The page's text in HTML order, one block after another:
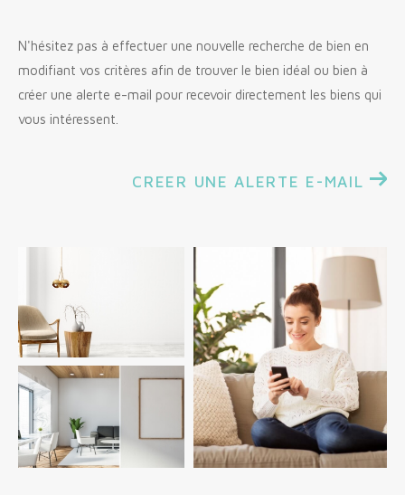
N'hésitez pas à effectuer une nouvelle recherche de bien en
modifiant vos critères afin de trouver le bien idéal ou bien à
créer une alerte e-mail pour recevoir directement les biens qui
vous intéressent.
CREER UNE ALERTE E-MAIL
Budget
Surface
Surface
AFFINER LES CRITÈRES
TERRASSE PARKING
PISCINE
FILTRER PAR
COUPS DE COEUR